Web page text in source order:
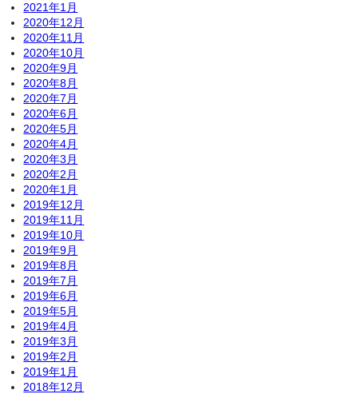
2021年1月
2020年12月
2020年11月
2020年10月
2020年9月
2020年8月
2020年7月
2020年6月
2020年5月
2020年4月
2020年3月
2020年2月
2020年1月
2019年12月
2019年11月
2019年10月
2019年9月
2019年8月
2019年7月
2019年6月
2019年5月
2019年4月
2019年3月
2019年2月
2019年1月
2018年12月